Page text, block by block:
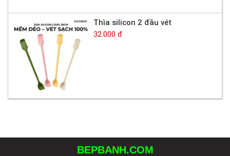
Thìa silicon 2 đầu vét
32.000 đ
BEPBANH.COM